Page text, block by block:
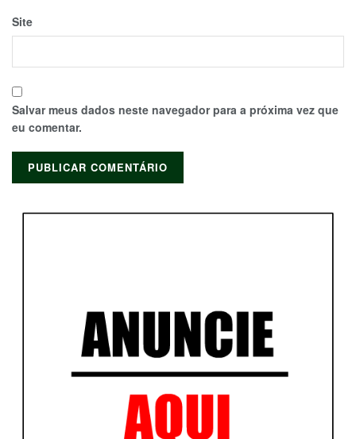
Site
Salvar meus dados neste navegador para a próxima vez que
eu comentar.